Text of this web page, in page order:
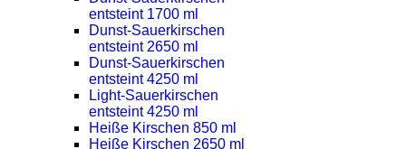
entsteint 1700 ml
Dunst-Sauerkirschen
entsteint 2650 ml
Dunst-Sauerkirschen
entsteint 4250 ml
Light-Sauerkirschen
entsteint 4250 ml
Heiße Kirschen 850 ml
Heiße Kirschen 2650 ml